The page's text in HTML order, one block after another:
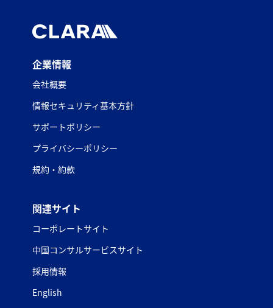
企業情報
会社概要
情報セキュリティ基本方針
サポートポリシー
プライバシーポリシー
規約・約款
関連サイト
コーポレートサイト
中国コンサルサービスサイト
採用情報
English